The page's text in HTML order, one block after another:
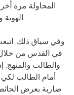
المحاولة مرة
وفي سياق ذلك,
في القدس من خلال
والطالب
أمام الطالب
ضاربة بعرض